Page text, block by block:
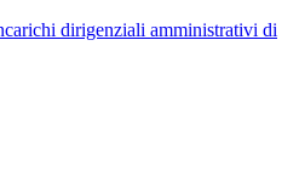
dirigenziali amministrativi di